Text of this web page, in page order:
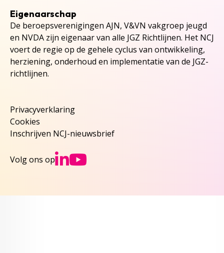
Eigenaarschap
De beroepsverenigingen AJN, V&VN vakgroep jeugd
en NVDA zijn eigenaar van alle JGZ Richtlijnen. Het NCJ
voert de regie op de gehele cyclus van ontwikkeling,
herziening, onderhoud en implementatie van de JGZ-
richtlijnen.
Privacyverklaring
Cookies
Inschrijven NCJ-nieuwsbrief
Volg ons op Ga naar NCJs